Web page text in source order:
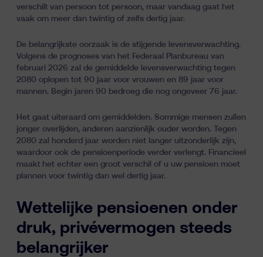
verschilt van persoon tot persoon, maar vandaag gaat het
vaak om meer dan twintig of zelfs dertig jaar.
De belangrijkste oorzaak is de stijgende levensverwachting.
Volgens de prognoses van het Federaal Planbureau van
februari 2026 zal de gemiddelde levensverwachting tegen
2080 oplopen tot 90 jaar voor vrouwen en 89 jaar voor
mannen. Begin jaren 90 bedroeg die nog ongeveer 76 jaar.
Het gaat uiteraard om gemiddelden. Sommige mensen zullen
jonger overlijden, anderen aanzienlijk ouder worden. Tegen
2080 zal honderd jaar worden niet langer uitzonderlijk zijn,
waardoor ook de pensioenperiode verder verlengt. Financieel
maakt het echter een groot verschil of u uw pensioen moet
plannen voor twintig dan wel dertig jaar.
Wettelijke pensioenen onder
druk, privévermogen steeds
belangrijker